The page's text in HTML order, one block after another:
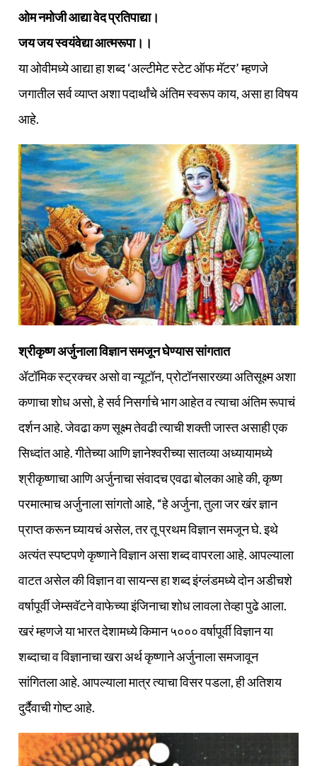
ओम नमोजी आद्या वेद प्रतिपाद्या।
जय जय स्वयंवेद्या आत्मरूपा।।
या ओवीमध्ये आद्या हा शब्द ‘अल्टीमेट स्टेट ऑफ मॅटर’ म्हणजे
जगातील सर्व व्याप्त अशा पदार्थांचे अंतिम स्वरूप काय, असा हा विषय
आहे.
श्रीकृष्ण अर्जुनाला विज्ञान समजून घेण्यास सांगतात
ॲटॉमिक स्ट्रक्चर असो वा न्यूटॉन, प्रोटॉनसारख्या अतिसूक्ष्म अशा
कणाचा शोध असो, हे सर्व निसर्गाचे भाग आहेत व त्याचा अंतिम रूपाचं
दर्शन आहे. जेवढा कण सूक्ष्म तेवढी त्याची शक्ती जास्त असाही एक
सिध्दांत आहे. गीतेच्या आणि ज्ञानेश्वरीच्या सातव्या अध्यायामध्ये
श्रीकृष्णाचा आणि अर्जुनाचा संवादच एवढा बोलका आहे की, कृष्ण
परमात्माच अर्जुनाला सांगतो आहे, “हे अर्जुना, तुला जर खंर ज्ञान
प्राप्त करून घ्यायचं असेल, तर तू प्रथम विज्ञान समजून घे. इथे
अत्यंत स्पष्टपणे कृष्णाने विज्ञान असा शब्द वापरला आहे. आपल्याला
वाटत असेल की विज्ञान वा सायन्स हा शब्द इंग्लंडमध्ये दोन अडीचशे
वर्षापूर्वी जेम्सवॅटने वाफेच्या इंजिनाचा शोध लावला तेव्हा पुढे आला.
खरं म्हणजे या भारत देशामध्ये किमान ५००० वर्षापूर्वी विज्ञान या
शब्दाचा व विज्ञानाचा खरा अर्थ कृष्णाने अर्जुनाला समजावून
सांगितला आहे. आपल्याला मात्र त्याचा विसर पडला, ही अतिशय
दुर्दैवाची गोष्ट आहे.